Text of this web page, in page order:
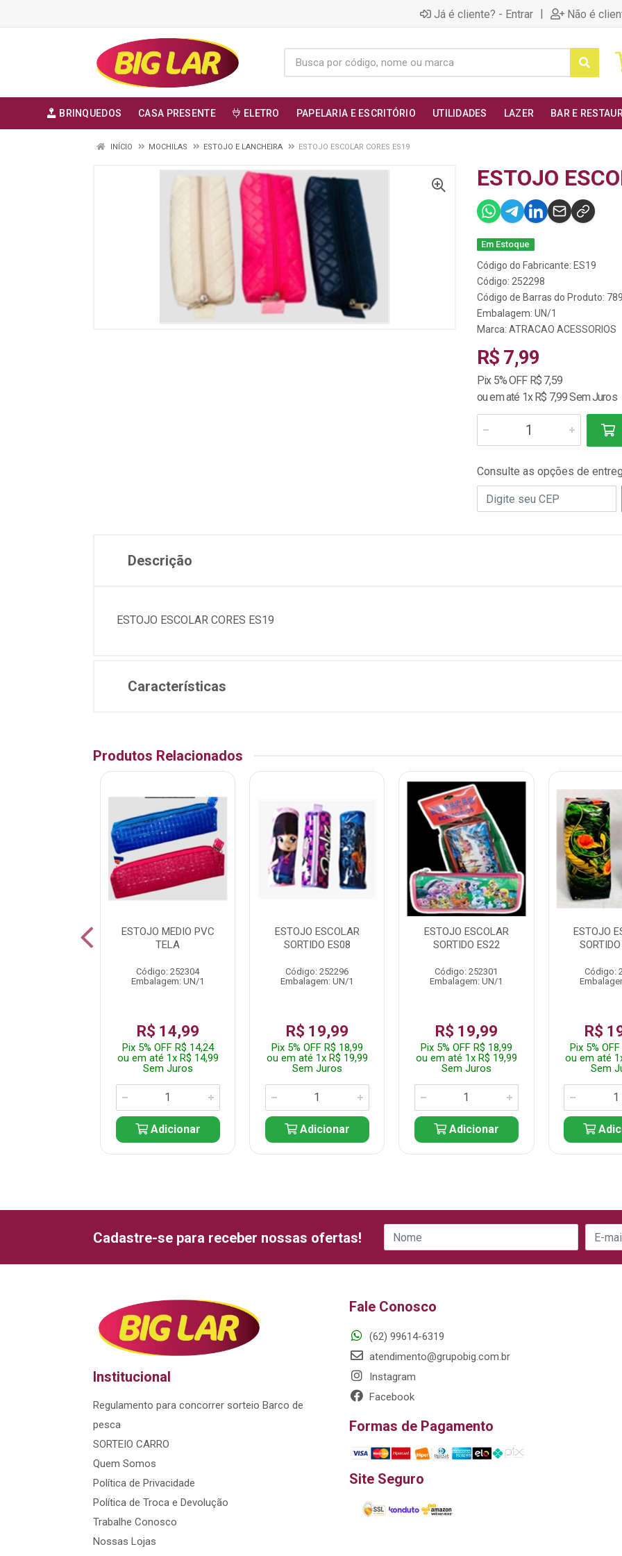
Já é cliente? - Entrar | Não é
BRINQUEDOS CASA PRESENTE ELETRO PAPELARIA E ESCRITÓRIO UTILIDADES LAZER BAR E
INÍCIO MOCHILAS ESTOJO E LANCHEIRA ESTOJO ESCOLAR CORES ES19
ESTOJO
Em Estoque
Código do Fabricante: ES19
Código: 252298
Código de Barras do Produto:
Embalagem: UN/1
Marca: ATRACAO ACESSORIOS
R$ 7,99
Pix 5% OFF R$ 7,59
ou em até 1x R$ 7,99 Sem Juros
Consulte as opções de
Descrição
ESTOJO ESCOLAR CORES ES19
Características
Produtos Relacionados
ESTOJO MEDIO PVC
TELA
Código: 252304
Embalagem: UN/1
R$ 14,99
Pix 5% OFF R$ 14,24
ou em até 1x R$ 14,99
Sem Juros
Adicionar
ESTOJO ESCOLAR
SORTIDO ES08
Código: 252296
Embalagem: UN/1
R$ 19,99
Pix 5% OFF R$ 18,99
ou em até 1x R$ 19,99
Sem Juros
Adicionar
ESTOJO ESCOLAR
SORTIDO ES22
Código: 252301
Embalagem: UN/1
R$ 19,99
Pix 5% OFF R$ 18,99
ou em até 1x R$ 19,99
Sem Juros
Adicionar
ESTOJO
Código:
R$
Pix 5%
ou em até
Sem
Cadastre-se para receber nossas ofertas!
Institucional
Regulamento para concorrer sorteio Barco de
pesca
SORTEIO CARRO
Quem Somos
Política de Privacidade
Política de Troca e Devolução
Trabalhe Conosco
Nossas Lojas
Fale Conosco
(62) 99614-6319
atendimento@grupobig.com.br
Instagram
Facebook
Formas de Pagamento
Site Seguro